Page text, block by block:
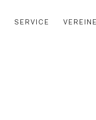
SERVICE VEREINE